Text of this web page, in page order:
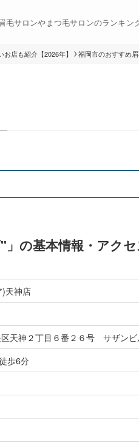
毛サロンやまつ毛サロンのランキン
店も紹介【2026年】 福岡市のおすすめ
」の基本情報・アクセ
)天神店
天神２丁目６番２６号 サザンビ
歩6分